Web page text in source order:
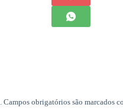
Campos obrigatórios são marcados